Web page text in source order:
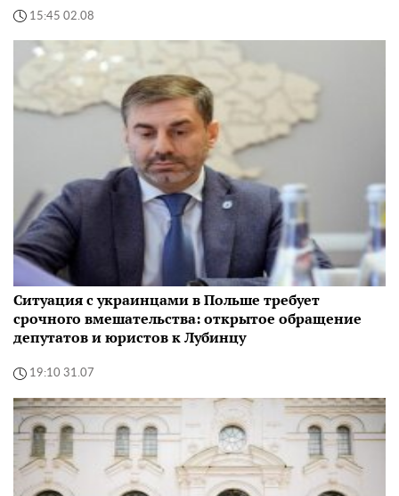
15:45 02.08
Ситуация с украинцами в Польше требует
срочного вмешательства: открытое обращение
депутатов и юристов к Лубинцу
19:10 31.07